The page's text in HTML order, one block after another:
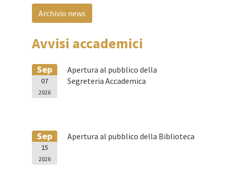
Archivio news
Avvisi accademici
Sep
07
2026
Apertura al pubblico della
Segreteria Accademica
Sep
15
2026
Apertura al pubblico della Biblioteca